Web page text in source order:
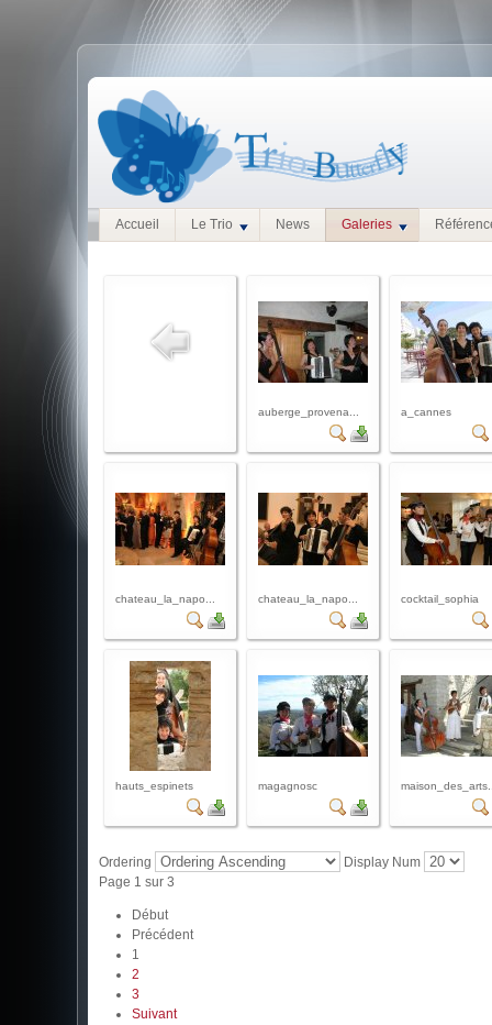
Accueil Le Trio News Galeries
auberge_provena... a_cannes
chateau_la_napo... chateau_la_napo... cocktail_sophia
hauts_espinets magagnosc
Ordering
Display Num
Page 1 sur 3
Début
Précédent
1
2
3
Suivant